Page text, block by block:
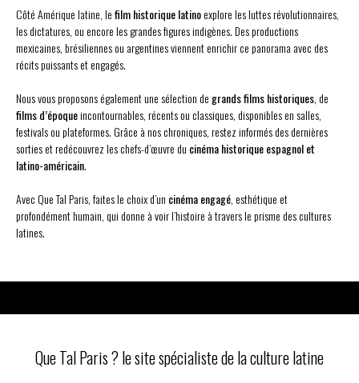
Côté Amérique latine, lefilm historique latinoexplore les luttes révolutionnaires,
les dictatures, ou encore les grandes figures indigènes. Des productions
mexicaines, brésiliennes ou argentines viennent enrichir ce panorama avec des
récits puissants et engagés.
Nous vous proposons également une sélection de grands films historiques, de
films d’époqueincontournables, récents ou classiques, disponibles en salles,
festivals ou plateformes. Grâce à nos chroniques, restez informés des dernières
sorties et redécouvrez les chefs-d’œuvre du cinéma historique espagnol et
latino-américain.
Avec Que Tal Paris, faites le choix d’un cinéma engagé, esthétique et
profondément humain, qui donne à voir l’histoire à travers le prisme des cultures
latines.
Que Tal Paris ? le site spécialiste de la culture latine